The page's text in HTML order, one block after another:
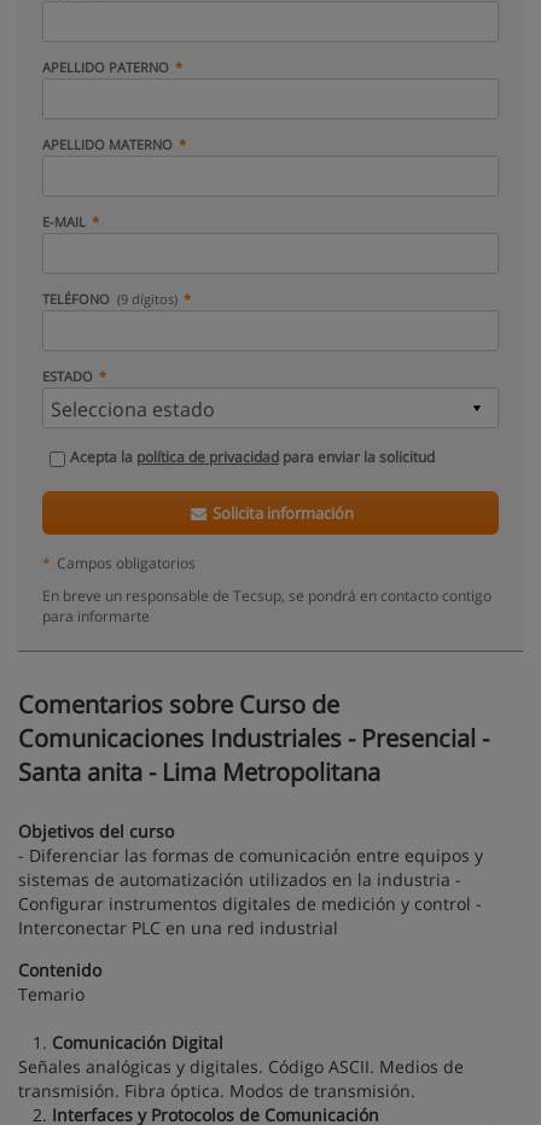
APELLIDO PATERNO
APELLIDO MATERNO
E-MAIL
TELÉFONO (9 dígitos)
ESTADO
Acepta la política de privacidad para enviar la solicitud
Solicita información
* Campos obligatorios
En breve un responsable de Tecsup, se pondrá en contacto contigo
para informarte
Comentarios sobre Curso de
Comunicaciones Industriales - Presencial -
Santa anita - Lima Metropolitana
Objetivos del curso
- Diferenciar las formas de comunicación entre equipos y
sistemas de automatización utilizados en la industria -
Configurar instrumentos digitales de medición y control -
Interconectar PLC en una red industrial
Contenido
Temario
1. Comunicación Digital
Señales analógicas y digitales. Código ASCII. Medios de
transmisión. Fibra óptica. Modos de transmisión.
2. Interfaces y Protocolos de Comunicación